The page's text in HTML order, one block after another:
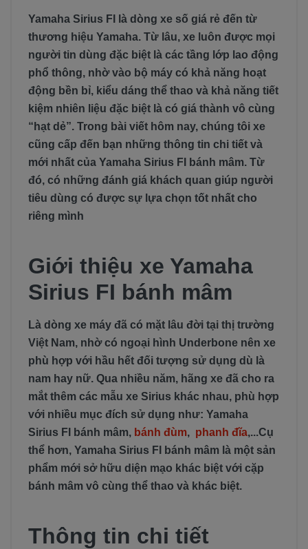
Yamaha Sirius FI là dòng xe số giá rẻ đến từ
thương hiệu Yamaha. Từ lâu, xe luôn được mọi
người tin dùng đặc biệt là các tầng lớp lao động
phổ thông, nhờ vào bộ máy có khả năng hoạt
động bền bỉ, kiểu dáng thể thao và khả năng tiết
kiệm nhiên liệu đặc biệt là có giá thành vô cùng
“hạt dẻ”. Trong bài viết hôm nay, chúng tôi xe
cũng cấp đến bạn những thông tin chi tiết và
mới nhất của Yamaha Sirius FI bánh mâm. Từ
đó, có những đánh giá khách quan giúp người
tiêu dùng có được sự lựa chọn tốt nhất cho
riêng mình
Giới thiệu xe Yamaha
Sirius FI bánh mâm
Là dòng xe máy đã có mặt lâu đời tại thị trường
Việt Nam, nhờ có ngoại hình Underbone nên xe
phù hợp với hầu hết đối tượng sử dụng dù là
nam hay nữ. Qua nhiều năm, hãng xe đã cho ra
mắt thêm các mẫu xe Sirius khác nhau, phù hợp
với nhiều mục đích sử dụng như: Yamaha
Sirius FI bánh mâm, bánh đùm, phanh đĩa,...Cụ
thể hơn, Yamaha Sirius FI bánh mâm là một sản
phẩm mới sở hữu diện mạo khác biệt với cặp
bánh mâm vô cùng thể thao và khác biệt.
Thông tin chi tiết